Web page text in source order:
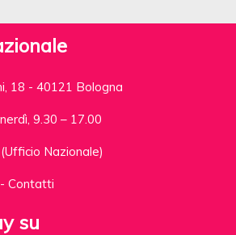
18 - 40121 Bologna
9.30 – 17.00
Nazionale)
- Contatti
su